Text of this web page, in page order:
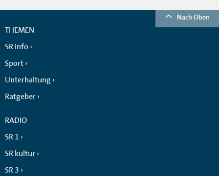
Nach Oben
THEMEN
SR info
Sport
Unterhaltung
Ratgeber
RADIO
SR 1
SR kultur
SR 3